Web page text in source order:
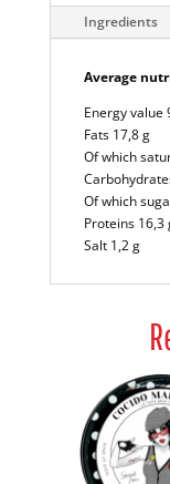
Ingredients
Average
Energy value
Fats 17,8 g
Of which
Of which
Proteins 16,3
Salt 1,2 g